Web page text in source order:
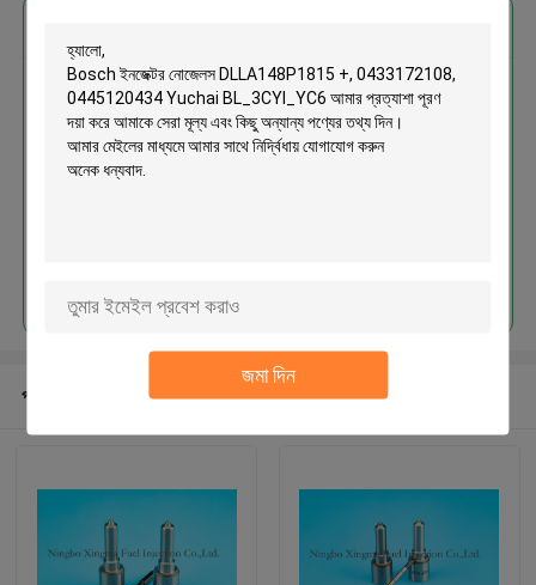
জমা দিন
Bosch ইনজেক্টর নোজেলস
DLLA148P1815 +, 0433172108,
0445120434 Yuchai
প্রস্তাবিত পণ্য